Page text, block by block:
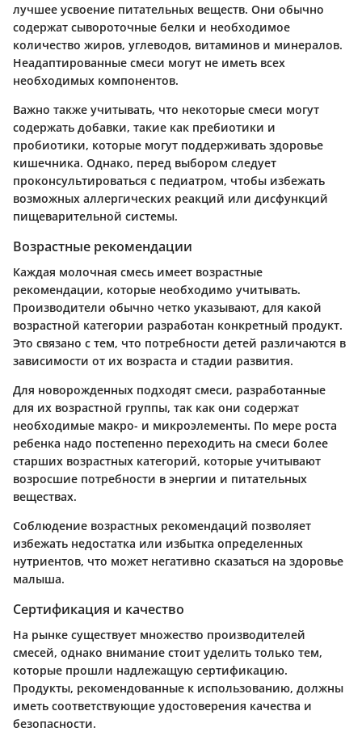
лучшее усвоение питательных веществ. Они обычно
содержат сывороточные белки и необходимое
количество жиров, углеводов, витаминов и минералов.
Неадаптированные смеси могут не иметь всех
необходимых компонентов.
Важно также учитывать, что некоторые смеси могут
содержать добавки, такие как пребиотики и
пробиотики, которые могут поддерживать здоровье
кишечника. Однако, перед выбором следует
проконсультироваться с педиатром, чтобы избежать
возможных аллергических реакций или дисфункций
пищеварительной системы.
Возрастные рекомендации
Каждая молочная смесь имеет возрастные
рекомендации, которые необходимо учитывать.
Производители обычно четко указывают, для какой
возрастной категории разработан конкретный продукт.
Это связано с тем, что потребности детей различаются в
зависимости от их возраста и стадии развития.
Для новорожденных подходят смеси, разработанные
для их возрастной группы, так как они содержат
необходимые макро- и микроэлементы. По мере роста
ребенка надо постепенно переходить на смеси более
старших возрастных категорий, которые учитывают
возросшие потребности в энергии и питательных
веществах.
Соблюдение возрастных рекомендаций позволяет
избежать недостатка или избытка определенных
нутриентов, что может негативно сказаться на здоровье
малыша.
Сертификация и качество
На рынке существует множество производителей
смесей, однако внимание стоит уделить только тем,
которые прошли надлежащую сертификацию.
Продукты, рекомендованные к использованию, должны
иметь соответствующие удостоверения качества и
безопасности.